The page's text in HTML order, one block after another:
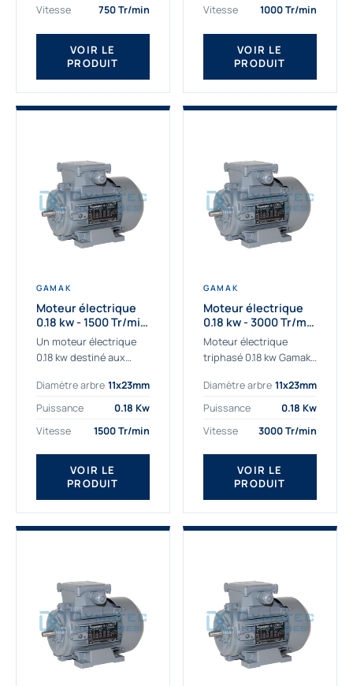
moteur de
qualité Gamak...
Vitesse
750 Tr/min
VOIR LE
PRODUIT
assemblons et
fournissons des
moteurs asynchrones
depuis de
nombreuses...
Vitesse
1000 Tr/min
VOIR LE
PRODUIT
GAMAK
Moteur électrique
0.18 kw - 1500 Tr/min
- 230/400V - IE2
Un moteur électrique
0.18 kw destiné aux
exigeantes. Fort de
nombreuses années
détermination et la
fourniture...
Diamètre arbre 11x23mm
Puissance
0.18 Kw
Vitesse
1500 Tr/min
VOIR LE
PRODUIT
GAMAK
Moteur électrique
0.18 kw - 3000 Tr/min
- 230/400V - IE2
Moteur électrique
triphasé 0.18 kw Gamak,
professionnelle
indispensable à vos
Fournisseur Français
des moteurs
électriques Gamak,
nous proposons
exclusivement des...
Diamètre arbre 11x23mm
Puissance
0.18 Kw
Vitesse
3000 Tr/min
VOIR LE
PRODUIT